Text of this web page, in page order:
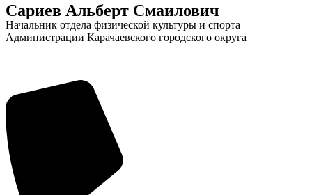
Сариев Альберт Смаилович
Начальник отдела физической культуры и спорта
Администрации Карачаевского городского округа